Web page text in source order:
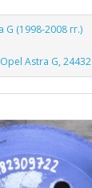
G (1998-2008 гг.)
Astra G,